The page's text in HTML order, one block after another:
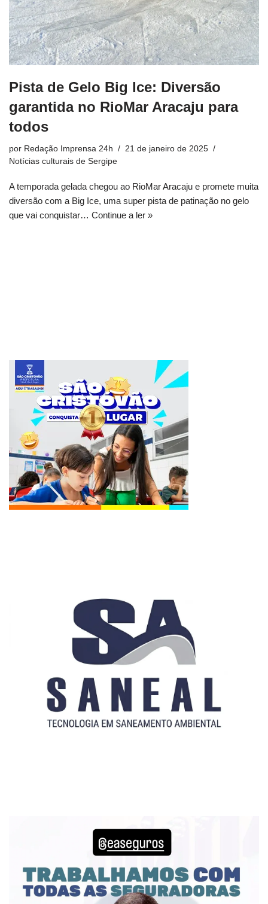
Pista de Gelo Big Ice: Diversão
garantida no RioMar Aracaju para
todos
por Redação Imprensa 24h
21 de janeiro de 2025
Notícias culturais de Sergipe
A temporada gelada chegou ao RioMar Aracaju e promete muita
diversão com a Big Ice, uma super pista de patinação no gelo
que vai conquistar… Continue a ler »